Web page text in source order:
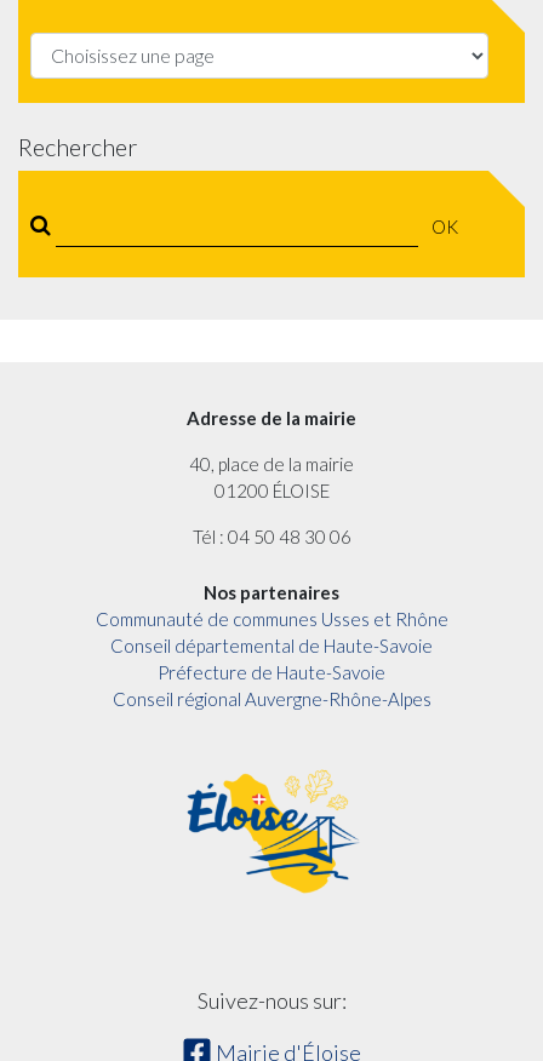
Rechercher
OK
Adresse de la mairie
40, place de la mairie
01200 ÉLOISE
Tél : 04 50 48 30 06
Nos partenaires
Communauté de communes Usses et Rhône
Conseil départemental de Haute-Savoie
Préfecture de Haute-Savoie
Conseil régional Auvergne-Rhône-Alpes
Suivez-nous sur:
Mairie d'Éloise